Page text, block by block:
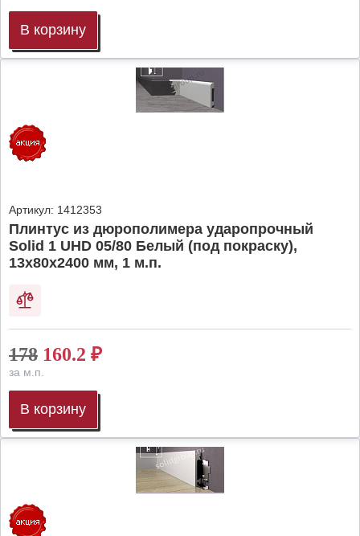
В корзину
Артикул: 1412353
Плинтус из дюрополимера ударопрочный
Solid 1 UHD 05/80 Белый (под покраску),
13х80х2400 мм, 1 м.п.
178 160.2 ₽
за м.п.
В корзину